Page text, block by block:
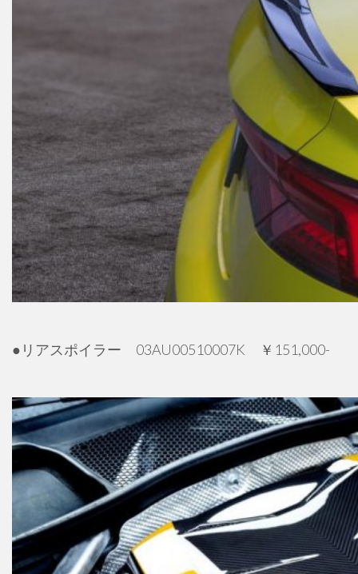
●リアスポイラー 03AU00510007K ￥151,000-